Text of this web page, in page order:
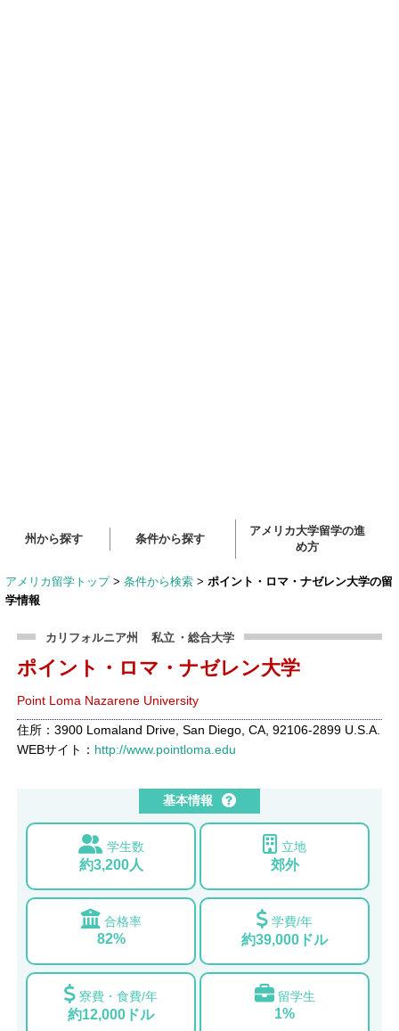
州から探す 条件から探す
アメリカ大学留学の進
め方
アメリカ留学トップ > 条件から検索 > ポイント・ロマ・ナゼレン大学の留
学情報
カリフォルニア州 私立 ・総合大学
ポイント・ロマ・ナゼレン大学
Point Loma Nazarene University
住所：3900 Lomaland Drive, San Diego, CA, 92106-2899 U.S.A.
WEBサイト： http://www.pointloma.edu
基本情報
学生数
約3,200人
立地
郊外
合格率
82%
学費/年
約39,000ドル
寮費・食費/年
約12,000ドル
留学生
1%